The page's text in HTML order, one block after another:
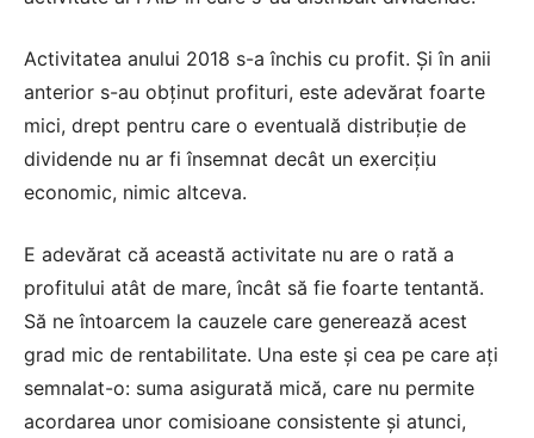
Activitatea anului 2018 s-a închis cu profit. Şi în anii
anterior s-au obţinut profituri, este adevărat foarte
mici, drept pentru care o eventuală distribuţie de
dividende nu ar fi însemnat decât un exerciţiu
economic, nimic altceva.
E adevărat că această activitate nu are o rată a
profitului atât de mare, încât să fie foarte tentantă.
Să ne întoarcem la cauzele care generează acest
grad mic de rentabilitate. Una este şi cea pe care aţi
semnalat-o: suma asigurată mică, care nu permite
acordarea unor comisioane consistente şi atunci,